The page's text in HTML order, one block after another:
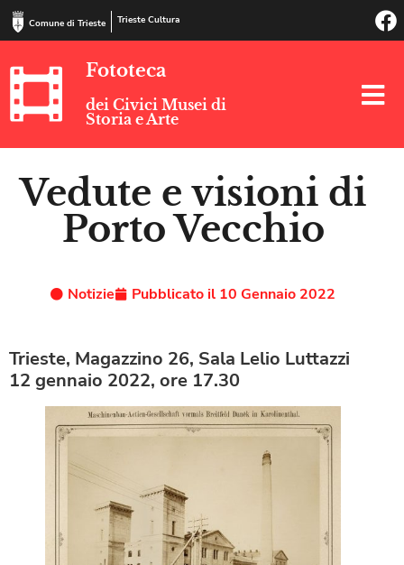
Comune di Trieste Trieste Cultura
Fototeca
dei Civici Musei di
Storia e Arte
Vedute e visioni di
Porto Vecchio
Notizie Pubblicato il 10 Gennaio 2022
Trieste, Magazzino 26, Sala Lelio Luttazzi
12 gennaio 2022, ore 17.30